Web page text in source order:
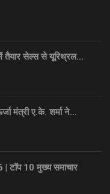
तैयार सेल्स से यूरिथ्रल…
मंत्री ए.के. शर्मा ने…
टॉप 10 मुख्य समाचार